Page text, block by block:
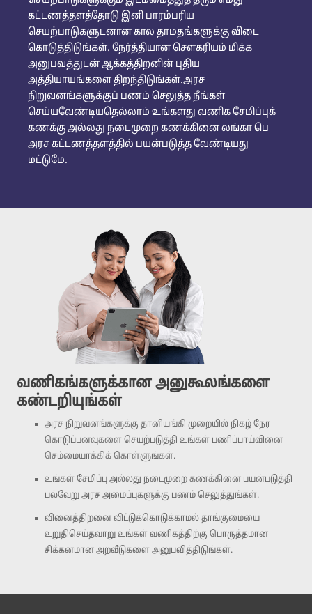
கட்டணத்தளத்தோடு இனி பாரம்பரிய
செயற்பாடுகளுடனான கால தாமதங்களுக்கு விடை
கொடுத்திடுங்கள். நேர்த்தியான சௌகரியம் மிக்க
அனுபவத்துடன் ஆக்கத்திறனின் புதிய
அத்தியாயங்களை திறந்திடுங்கள்.அரச
நிறுவனங்களுக்குப் பணம் செலுத்த நீங்கள்
செய்யவேண்டியதெல்லாம் உங்களது வணிக சேமிப்புக்
கணக்கு அல்லது நடைமுறை கணக்கினை லங்கா பெ
அரச கட்டணத்தளத்தில் பயன்படுத்த வேண்டியது
மட்டுமே.
வணிகங்களுக்கான அனுகூலங்களை
கண்டறியுங்கள்
அரச நிறுவனங்களுக்கு தானியங்கி முறையில் நிகழ் நேர
கொடுப்பனவுகளை செயற்படுத்தி உங்கள் பணிப்பாய்வினை
செம்மையாக்கிக் கொள்ளுங்கள்.
உங்கள் சேமிப்பு அல்லது நடைமுறை கணக்கினை பயன்படுத்தி
பல்வேறு அரச அமைப்புகளுக்கு பணம் செலுத்துங்கள்.
வினைத்திறனை விட்டுக்கொடுக்காமல் தாங்குமையை
உறுதிசெய்தவாறு உங்கள் வணிகத்திற்கு பொருத்தமான
சிக்கனமான அறவீடுகளை அனுபவித்திடுங்கள்.